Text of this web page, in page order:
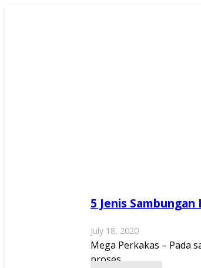
5 Jenis Sambungan
July 18, 2020
Mega Perkakas – Pada
proses…